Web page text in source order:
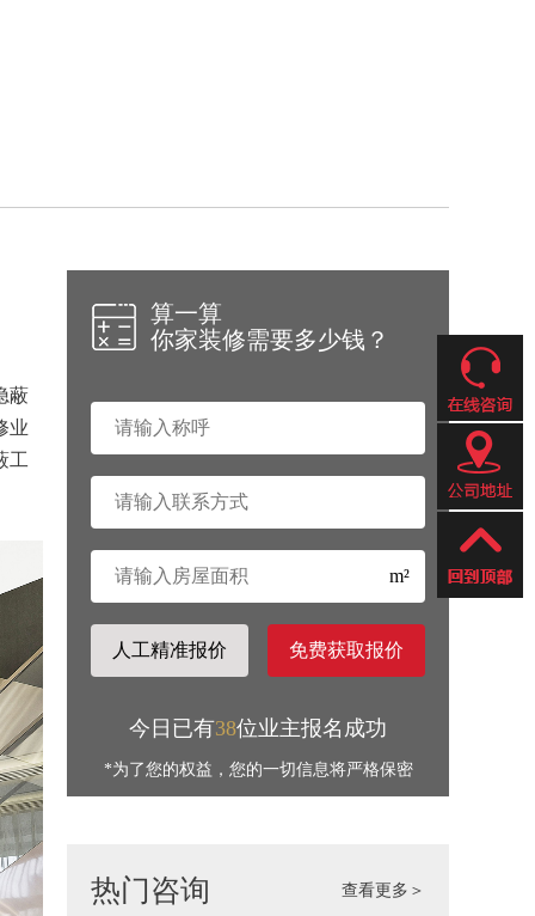
蔽
业
工
算一算
你家装修需要多少钱？
m²
人工精准报价 免费获取报价
今日已有38位业主报名成功
*为了您的权益，您的一切信息将严格保密
热门咨询 查看更多＞